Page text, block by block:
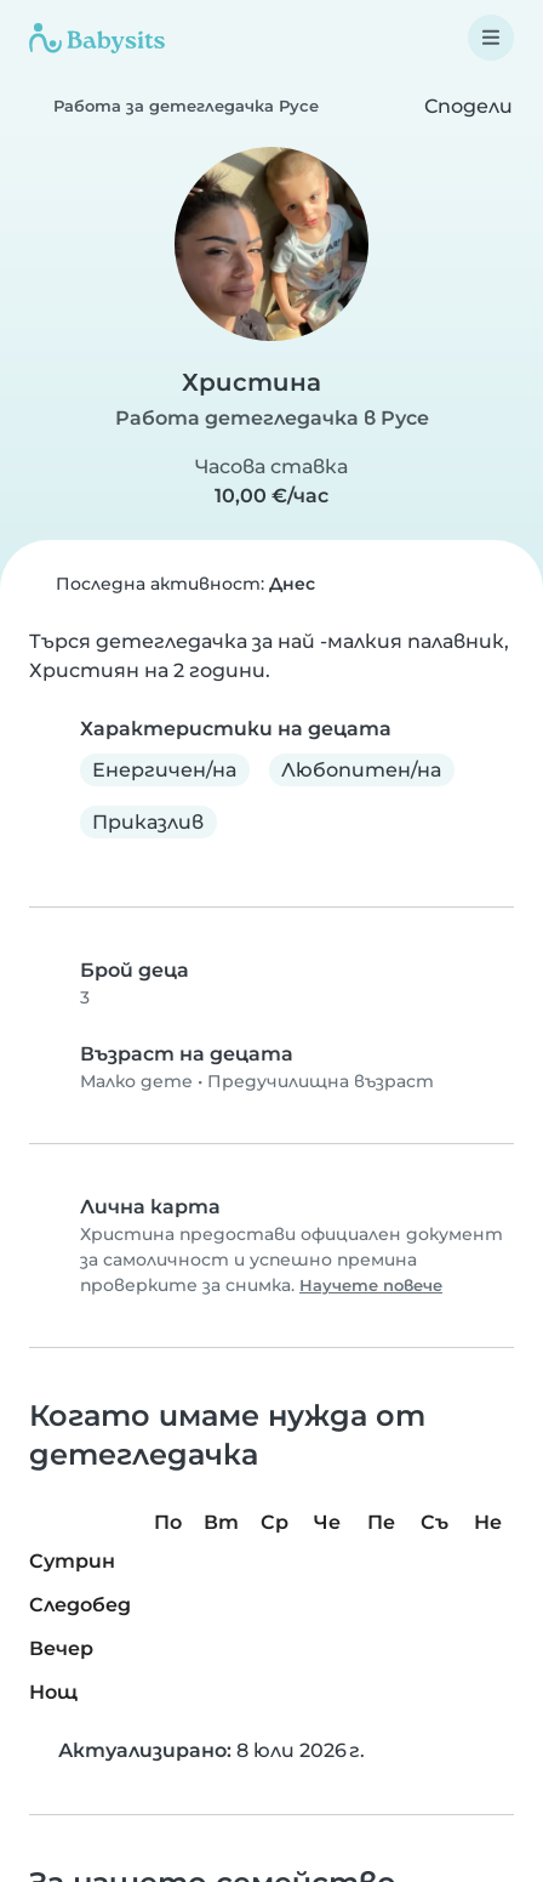
Работа за детегледачка Русе Сподели
Христина
Работа детегледачка в Русе
Часова ставка
10,00 €/час
Последна активност: Днес
Търся детегледачка за най -малкия палавник,
Християн на 2 години.
Характеристики на децата
Енергичен/на
Любопитен/на
Приказлив
Брой деца
3
Възраст на децата
Малко дете • Предучилищна възраст
Лична карта
Христина предостави официален документ
за самоличност и успешно премина
проверките за снимка. Научете повече
Когато имаме нужда от
детегледачка
По Вт Ср Че Пе Съ
Не
Сутрин
Следобед
Вечер
Нощ
Актуализирано: 8 юли 2026 г.